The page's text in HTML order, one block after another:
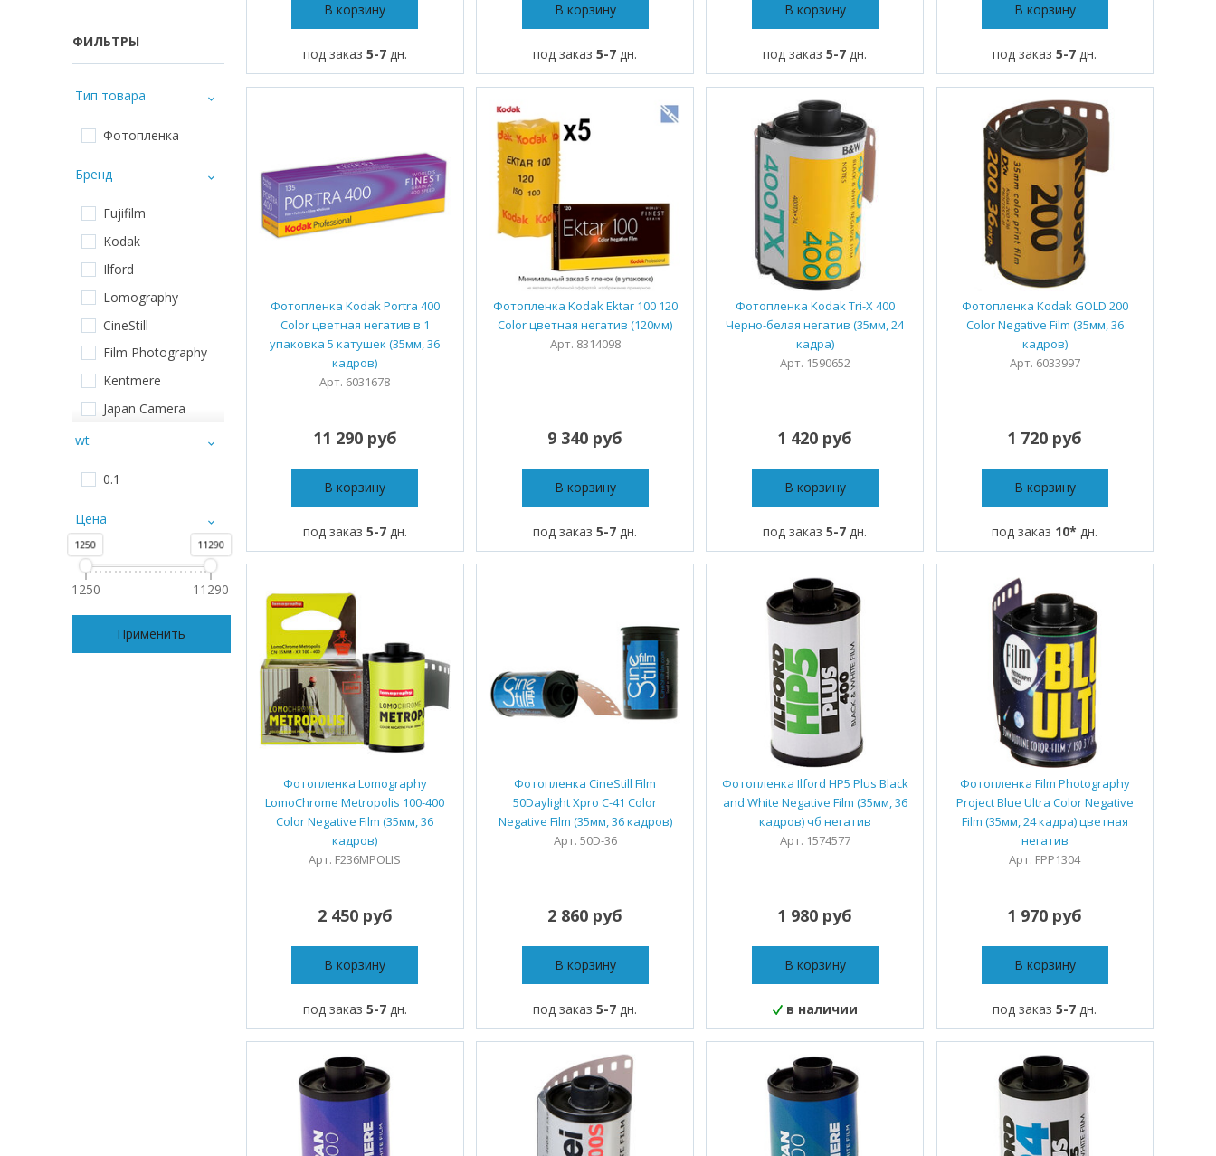
В корзину
под заказ 5-7дн.
В корзину
под заказ5-7 дн.
В корзину
под заказ5-7 дн.
В корзину
под заказ5-7 дн.
Фотопленка Kodak Portra 400
Color цветная негатив в 1
упаковка 5 катушек (35мм, 36
кадров)
Арт. 6031678
11 290 руб
В корзину
под заказ 5-7дн.
Фотопленка Kodak Ektar 100 120
Color цветная негатив (120мм)
Арт. 8314098
9 340 руб
В корзину
под заказ5-7 дн.
Фотопленка Kodak Tri-X 400
Черно-белая негатив (35мм, 24
кадра)
Арт. 1590652
1 420 руб
В корзину
под заказ5-7 дн.
Фотопленка Kodak GOLD 200
Color Negative Film (35мм, 36
кадров)
Арт. 6033997
1 720 руб
В корзину
под заказ 10* дн.
Фотопленка Lomography
LomoChrome Metropolis 100-400
Color Negative Film (35мм, 36
кадров)
Арт. F236MPOLIS
2 450 руб
В корзину
под заказ 5-7дн.
Фотопленка CineStill Film
50Daylight Xpro C-41 Color
Negative Film (35мм, 36 кадров)
Арт. 50D-36
2 860 руб
В корзину
под заказ5-7 дн.
Фотопленка Ilford HP5 Plus Black
and White Negative Film (35мм, 36
кадров) чб негатив
Арт. 1574577
1 980 руб
В корзину
в наличии
Фотопленка Film Photography
Project Blue Ultra Color Negative
Film (35мм, 24 кадра) цветная
негатив
Арт. FPP1304
1 970 руб
В корзину
под заказ5-7 дн.
ФИЛЬТРЫ
Тип товара
Фотопленка
Бренд
Fujifilm
Kodak
Ilford
Lomography
CineStill
Film Photography
Kentmere
Japan Camera
wt
0.1
Цена
1250 11290
1250 11290
Применить